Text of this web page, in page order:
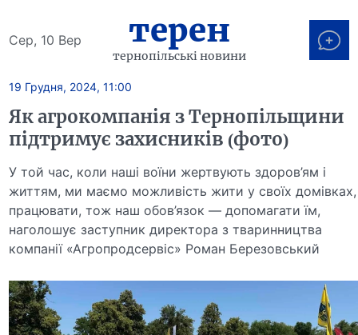
Сер, 10 Вер терен
тернопільські новини
19 Грудня, 2024, 11:00
Як агрокомпанія з Тернопільщини
підтримує захисників (фото)
У той час, коли наші воїни жертвують здоров’ям і
життям, ми маємо можливість жити у своїх домівках,
працювати, тож наш обов’язок — допомагати їм,
наголошує заступник директора з тваринництва
компанії «Агропродсервіс» Роман Березовський